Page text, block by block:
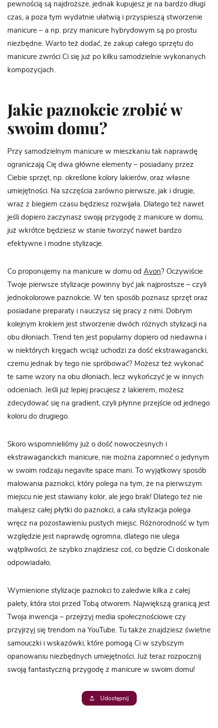
pewnością są najdroższe, jednak kupujesz je na bardzo długi
czas, a poza tym wydatnie ułatwią i przyspieszą stworzenie
manicure – a np. przy manicure hybrydowym są po prostu
niezbędne. Warto też dodać, że zakup całego sprzętu do
manicure zwróci Ci się już po kilku samodzielnie wykonanych
kompozycjach.
Jakie paznokcie zrobić w
swoim domu?
Przy samodzielnym manicure w mieszkaniu tak naprawdę
ograniczają Cię dwa główne elementy – posiadany przez
Ciebie sprzęt, np. określone kolory lakierów, oraz własne
umiejętności. Na szczęścia zarówno pierwsze, jak i drugie,
wraz z biegiem czasu będziesz rozwijała. Dlatego też nawet
jeśli dopiero zaczynasz swoją przygodę z manicure w domu,
już wkrótce będziesz w stanie tworzyć nawet bardzo
efektywne i modne stylizacje.
Co proponujemy na manicure w domu od Avon? Oczywiście
Twoje pierwsze stylizacje powinny być jak najprostsze – czyli
jednokolorowe paznokcie. W ten sposób poznasz sprzęt oraz
posiadane preparaty i nauczysz się pracy z nimi. Dobrym
kolejnym krokiem jest stworzenie dwóch różnych stylizacji na
obu dłoniach. Trend ten jest popularny dopiero od niedawna i
w niektórych kręgach wciąż uchodzi za dość ekstrawagancki,
czemu jednak by tego nie spróbować? Możesz też wykonać
te same wzory na obu dłoniach, lecz wykończyć je w innych
odcieniach. Jeśli już lepiej pracujesz z lakierem, możesz
zdecydować się na gradient, czyli płynne przejście od jednego
koloru do drugiego.
Skoro wspomnieliśmy już o dość nowoczesnych i
ekstrawaganckich manicure, nie można zapomnieć o jedynym
w swoim rodzaju negavite space mani. To wyjątkowy sposób
malowania paznokci, który polega na tym, że na pierwszym
miejscu nie jest stawiany kolor, ale jego brak! Dlatego też nie
malujesz całej płytki do paznokci, a cała stylizacja polega
wręcz na pozostawieniu pustych miejsc. Różnorodność w tym
względzie jest naprawdę ogromna, dlatego nie ulega
wątpliwości, że szybko znajdziesz coś, co będzie Ci doskonale
odpowiadało.
Wymienione stylizacje paznokci to zaledwie kilka z całej
palety, która stoi przed Tobą otworem. Największą granicą jest
Twoja inwencja – przejrzyj media społecznościowe czy
przyjrzyj się trendom na YouTube. Tu także znajdziesz świetne
samouczki i wskazówki, które pomogą Ci w szybszym
opanowaniu niezbędnych umiejętności. Już teraz rozpocznij
swoją fantastyczną przygodę z manicure w swoim domu!
Udostępnij